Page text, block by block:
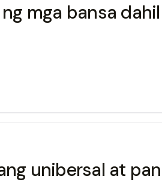
mga bansa
unibersal at